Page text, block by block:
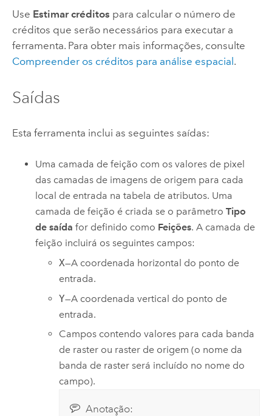
Use Estimar créditos para calcular o número de
créditos que serão necessários para executar a
ferramenta. Para obter mais informações, consulte
Compreender os créditos para análise espacial .
Saídas
Esta ferramenta inclui as seguintes saídas:
Uma camada de feição com os valores de pixel
das camadas de imagens de origem para cada
local de entrada na tabela de atributos. Uma
camada de feição é criada se o parâmetroTipo
de saída for definido como Feições. A camada de
feição incluirá os seguintes campos:
X—A coordenada horizontal do ponto de
entrada.
Y—A coordenada vertical do ponto de
entrada.
Campos contendo valores para cada banda
de raster ou raster de origem (o nome da
banda de raster será incluído no nome do
campo).
Anotação: